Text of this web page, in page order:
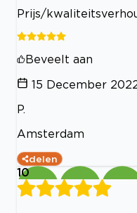
Prijs/
Beveelt aan
15 December
P.
Amsterdam
delen
10